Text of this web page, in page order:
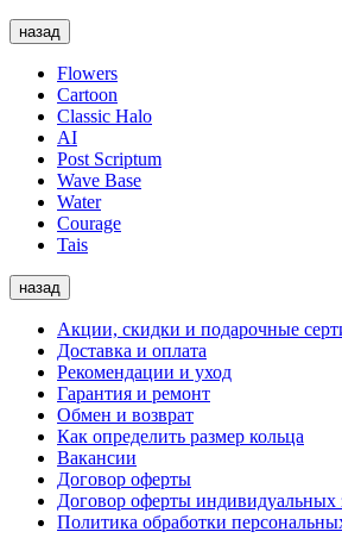
назад
Flowers
Cartoon
Classic Halo
AI
Post Scriptum
Wave Base
Water
Courage
Tais
назад
Акции, скидки и подарочные
Доставка и оплата
Рекомендации и уход
Гарантия и ремонт
Обмен и возврат
Как определить размер кольца
Вакансии
Договор оферты
Договор оферты индивидуальных
Политика обработки